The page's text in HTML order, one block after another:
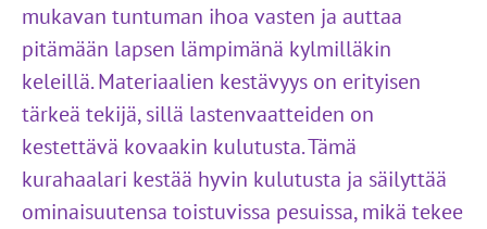
mukavan tuntuman ihoa vasten ja auttaa
pitämään lapsen lämpimänä kylmilläkin
keleillä. Materiaalien kestävyys on erityisen
tärkeä tekijä, sillä lastenvaatteiden on
kestettävä kovaakin kulutusta. Tämä
kurahaalari kestää hyvin kulutusta ja säilyttää
ominaisuutensa toistuvissa pesuissa, mikä tekee